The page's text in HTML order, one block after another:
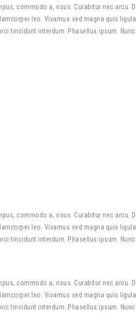
commodo a, risus. Curabitur nec
leo. Vivamus sed magna quis
tincidunt interdum. Phasellus ipsum.
commodo a, risus. Curabitur nec
leo. Vivamus sed magna quis
tincidunt interdum. Phasellus ipsum.
commodo a, risus. Curabitur nec
leo. Vivamus sed magna quis
tincidunt interdum. Phasellus ipsum.